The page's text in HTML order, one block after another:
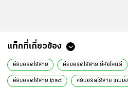
แท็กที่เกี่ยวข้อง
คีย์บอร์ดไร้สาย คีย์บอร์ดไร้สาย ยี่ห้อไหนดี
คีย์บอร์ดไร้สาย ipad คีย์บอร์ดไร้สาย เกมมิ่ง